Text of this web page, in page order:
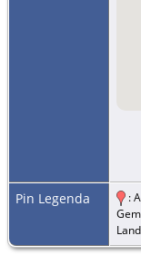
Pin Legenda :